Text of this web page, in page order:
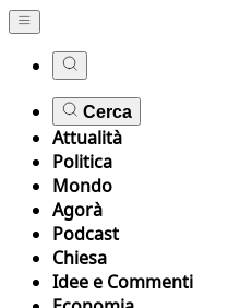
Cerca
Attualità
Politica
Mondo
Agorà
Podcast
Chiesa
Idee e Commenti